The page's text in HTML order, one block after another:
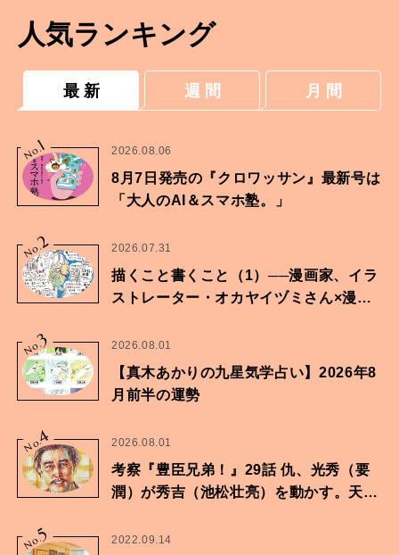
人気ランキング
最 新 週 間 月 間
No.
1 2026.08.06
8月7日発売の『クロワッサン』最新号は
「大人のAI＆スマホ塾。」
No.2 2026.07.31
描くこと書くこと（1）──漫画家、イラ
ストレーター・オカヤイヅミさん×漫画
No.
3 2026.08.01
【真木あかりの九星気学占い】2026年8
月前半の運勢
No.
4 2026.08.01
考察『豊臣兄弟！』29話 仇、光秀（要
潤）が秀吉（池松壮亮）を動かす。天下
No.
5 2022.09.14